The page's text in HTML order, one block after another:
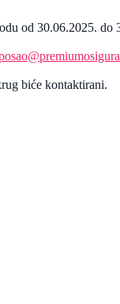
od 30.06.2025. do
biće kontaktirani.